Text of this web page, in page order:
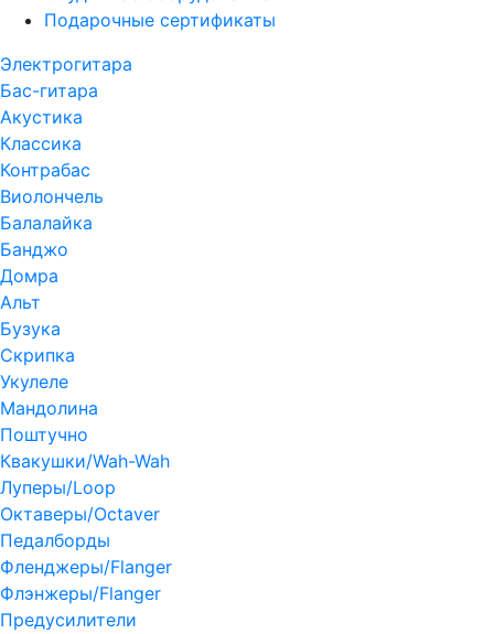
Подарочные сертификаты
Электрогитара
Бас-гитара
Акустика
Классика
Контрабас
Виолончель
Балалайка
Банджо
Домра
Альт
Бузука
Скрипка
Укулеле
Мандолина
Поштучно
Квакушки/Wah-Wah
Луперы/Loop
Октаверы/Octaver
Педалборды
Фленджеры/Flanger
Флэнжеры/Flanger
Предусилители